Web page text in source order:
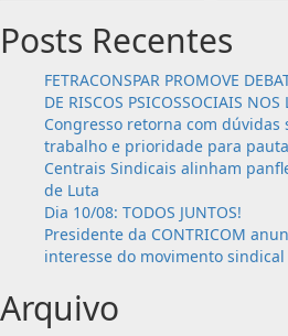
Posts Recentes
FETRACONSPAR PROMOVE
DE RISCOS PSICOSSOCIAIS NOS
Congresso retorna com dúvidas
trabalho e prioridade para
Centrais Sindicais alinham
de Luta
Dia 10/08: TODOS JUNTOS!
Presidente da CONTRICOM
interesse do movimento
Arquivo